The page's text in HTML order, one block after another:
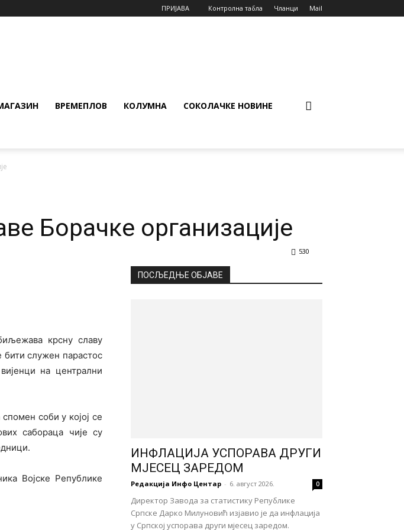
ПРИЈАВА Контролна табла Чланци Mail
ВРЕМЕПЛОВ КОЛУМНА СОКОЛАЧКЕ НОВИНЕ
Борачке организације
530
крсну славу
бити служен парастос
на централни
соби у којој се
сабораца чије су
Војске Републике
ПОСЉЕДЊЕ ОБЈАВЕ
ИНФЛАЦИЈА УСПОРАВА ДРУГИ
МЈЕСЕЦ ЗАРЕДОМ
Редакција Инфо Центар - 6. август 2026. 0
Директор Завода за статистику Републике
Српске Дарко Милуновић изјавио је да инфлација
у Српској успорава други мјесец заредом.